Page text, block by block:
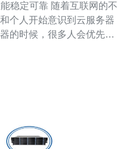
着互联网的不
个人开始意识到云服务器
的时候，很多人会优先考
是指